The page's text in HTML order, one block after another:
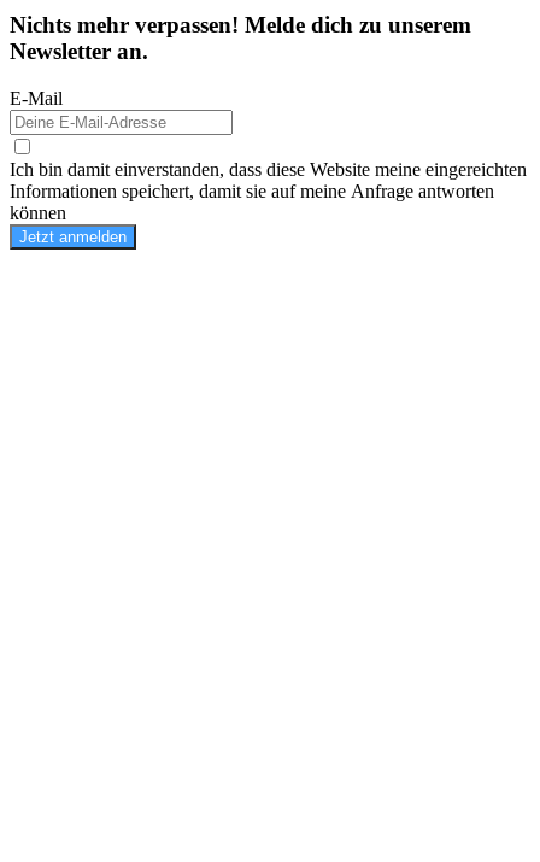
Nichts mehr verpassen! Melde dich zu unserem
Newsletter an.
E-Mail
Ich bin damit einverstanden, dass diese Website meine eingereichten
Informationen speichert, damit sie auf meine Anfrage antworten
können
Jetzt anmelden